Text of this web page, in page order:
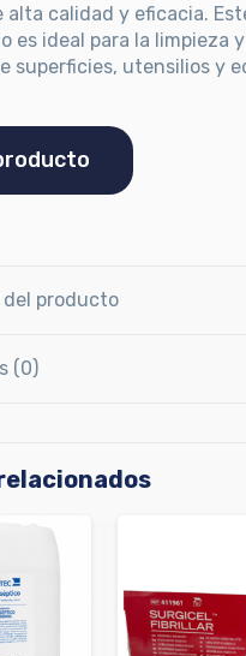
calidad y eficacia.
es ideal para la limpieza y
superficies, utensilios y
del producto
(0)